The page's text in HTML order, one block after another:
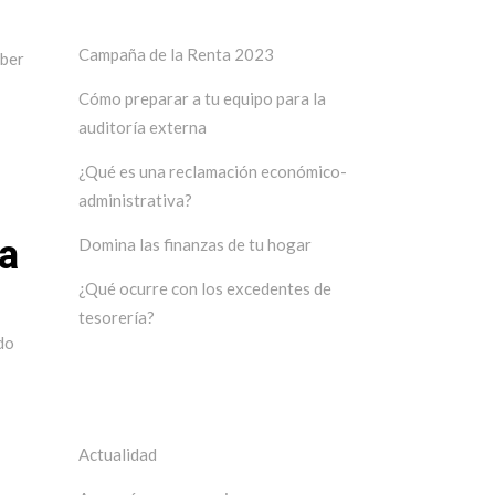
Campaña de la Renta 2023
Cómo preparar a tu equipo para la
auditoría externa
¿Qué es una reclamación económico-
administrativa?
Domina las finanzas de tu hogar
¿Qué ocurre con los excedentes de
tesorería?
Actualidad